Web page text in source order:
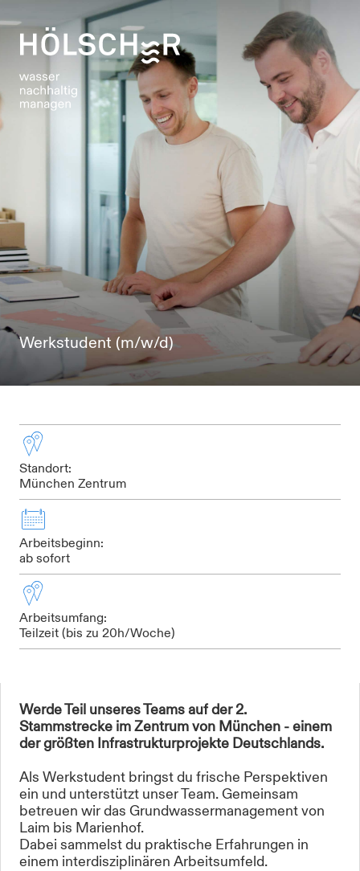
Werkstudent (m/w/d)
Standort:
München Zentrum
Arbeitsbeginn:
ab sofort
Arbeitsumfang:
Teilzeit (bis zu 20h/Woche)
Werde Teil unseres Teams auf der 2.
Stammstrecke im Zentrum von München - einem
der größten Infrastrukturprojekte Deutschlands.
Als Werkstudent bringst du frische Perspektiven
ein und unterstützt unser Team. Gemeinsam
betreuen wir das Grundwassermanagement von
Laim bis Marienhof.
Dabei sammelst du praktische Erfahrungen in
einem interdisziplinären Arbeitsumfeld.